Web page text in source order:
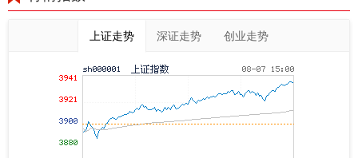
上证走势 深证走势 创业走势